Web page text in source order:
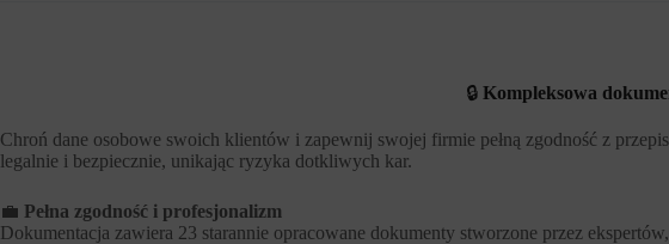
🔒 Kompleksowa
Chroń dane osobowe swoich klientów i zapewnij swojej firmie pełną zgodność z
legalnie i bezpiecznie, unikając ryzyka dotkliwych kar.
💼 Pełna zgodność i profesjonalizm
Dokumentacja zawiera 23 starannie opracowane dokumenty stworzone przez